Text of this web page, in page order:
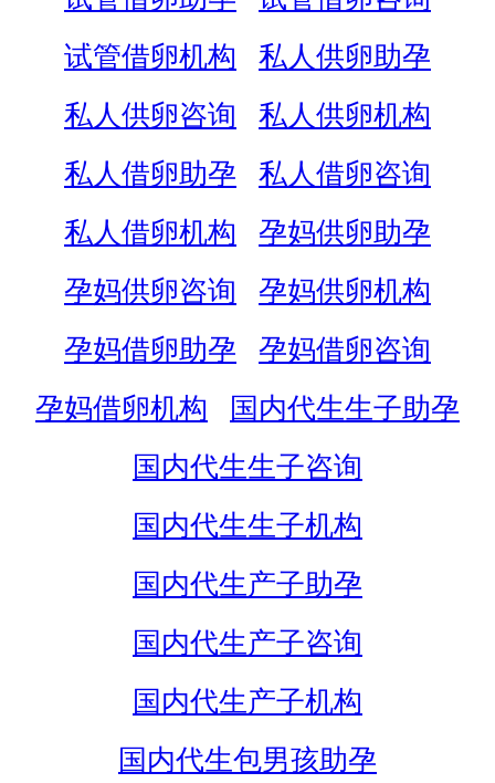
试管借卵机构
私人供卵助孕
私人供卵咨询
私人供卵机构
私人借卵助孕
私人借卵咨询
私人借卵机构
孕妈供卵助孕
孕妈供卵咨询
孕妈供卵机构
孕妈借卵助孕
孕妈借卵咨询
孕妈借卵机构
国内代生生子助孕
国内代生生子咨询
国内代生生子机构
国内代生产子助孕
国内代生产子咨询
国内代生产子机构
国内代生包男孩助孕